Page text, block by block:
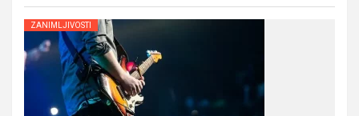
ZANIMLJIVOSTI